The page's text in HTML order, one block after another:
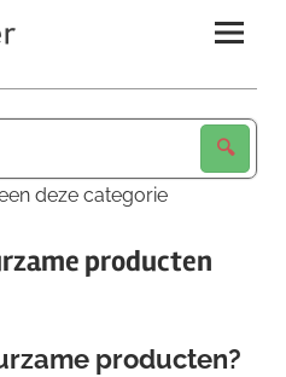
deze categorie
producten
producten?